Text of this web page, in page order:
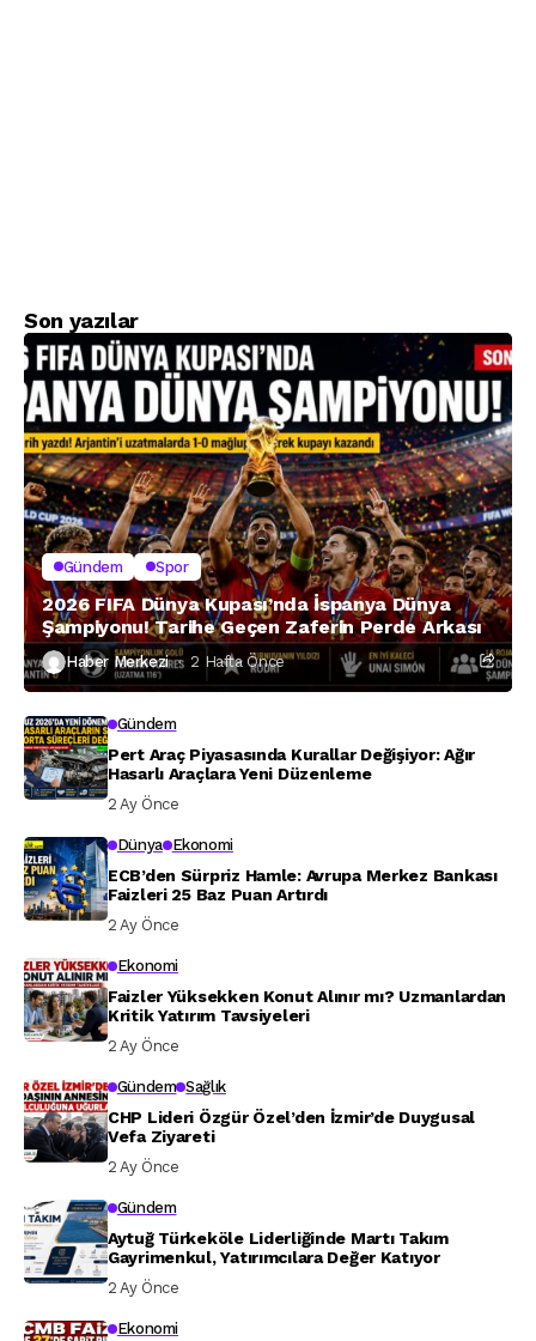
Son yazılar
Gündem Spor
2026 FIFA Dünya Kupası’nda İspanya Dünya
Şampiyonu! Tarihe Geçen Zaferin Perde Arkası
Haber Merkezi 2 Hafta Önce
Gündem
Pert Araç Piyasasında Kurallar Değişiyor: Ağır
Hasarlı Araçlara Yeni Düzenleme
2 Ay Önce
Dünya Ekonomi
ECB’den Sürpriz Hamle: Avrupa Merkez Bankası
Faizleri 25 Baz Puan Artırdı
2 Ay Önce
Ekonomi
Faizler Yüksekken Konut Alınır mı? Uzmanlardan
Kritik Yatırım Tavsiyeleri
2 Ay Önce
Gündem Sağlık
CHP Lideri Özgür Özel’den İzmir’de Duygusal
Vefa Ziyareti
2 Ay Önce
Gündem
Aytuğ Türkeköle Liderliğinde Martı Takım
Gayrimenkul, Yatırımcılara Değer Katıyor
2 Ay Önce
Ekonomi